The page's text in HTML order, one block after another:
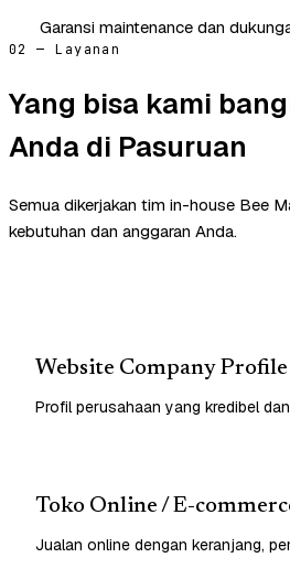
Garansi maintenance dan
02 — Layanan
Yang bisa kami
Anda di Pasuruan
Semua dikerjakan tim in-house Bee
kebutuhan dan anggaran Anda.
Website Company Profile
Profil perusahaan yang kredibel
Toko Online / E-
Jualan online dengan keranjang,